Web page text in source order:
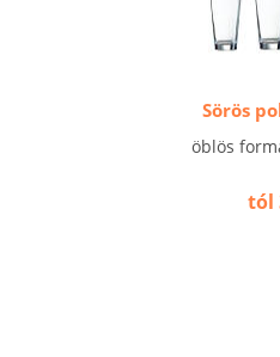
Sörös
öblös
tól